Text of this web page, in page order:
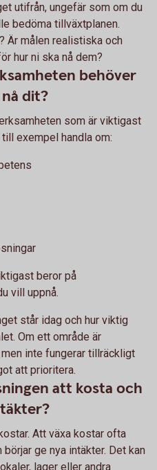
utifrån, ungefär som om du
bedöma tillväxtplanen.
Är målen realistiska och
hur ni ska nå dem?
behöver
dit?
som är viktigast
exempel handla om:
beror på
vill uppnå.
står idag och hur viktig
Om ett område är
inte fungerar tillräckligt
att prioritera.
att kosta och
Att växa kostar ofta
ge nya intäkter. Det kan
lager eller andra